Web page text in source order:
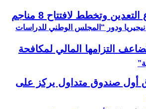
نيجيريا ودور “المجلس الوطني للدراسات
الغابون تعزز قطاع التعدين وتخطط لافتتاح 8 مناجم
التزامها المالي لمكافحة
أول صندوق متداول يركز على